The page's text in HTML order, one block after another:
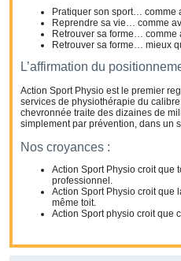
Pratiquer son sport… comme
Reprendre sa vie… comme
Retrouver sa forme… comme
Retrouver sa forme… mieux
L’affirmation du
Action Sport Physio est le premier
services de physiothérapie du
chevronnée traite des dizaines de
simplement par prévention, dans un
Nos croyances :
Action Sport Physio croit que
professionnel.
Action Sport Physio croit que
même toit.
Action Sport physio croit que